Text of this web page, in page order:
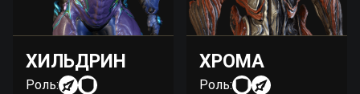
ХИЛЬДРИН
Роль:
ХРОМА
Роль: